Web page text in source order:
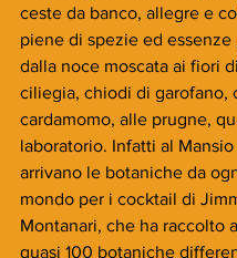
ceste da banco, allegre e
piene di spezie ed essenze
dalla noce moscata ai fiori
ciliegia, chiodi di garofano,
cardamomo, alle prugne,
laboratorio. Infatti al
arrivano le botaniche da
mondo per i cocktail di
Montanari, che ha raccolto
quasi 100 botaniche